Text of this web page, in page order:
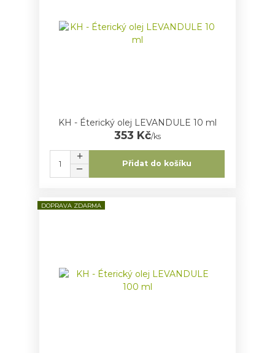
KH - Éterický olej LEVANDULE 10 ml
353 Kč/ks
Přidat do košíku
DOPRAVA ZDARMA